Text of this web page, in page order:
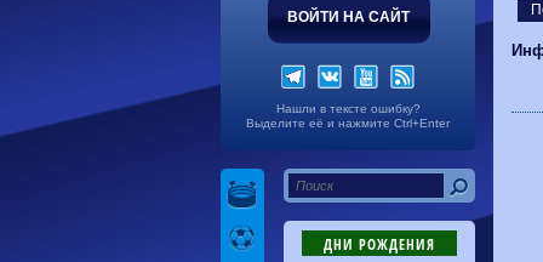
ВОЙТИ НА САЙТ
Нашли в тексте ошибку?
Выделите её и нажмите Ctrl+Enter
ДНИ РОЖДЕНИЯ